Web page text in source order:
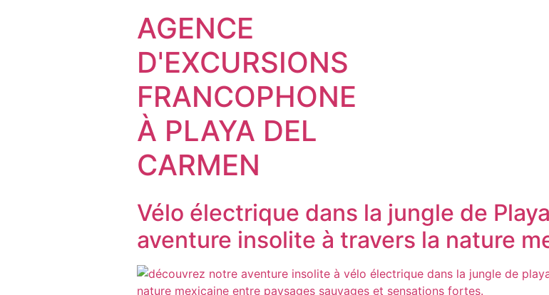
AGENCE
D'EXCURSIONS
FRANCOPHONE
À PLAYA DEL
CARMEN
Vélo électrique dans la jungle de
aventure insolite à travers la nature